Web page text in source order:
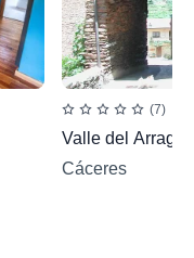
(7)
Valle del Arrago
Cáceres